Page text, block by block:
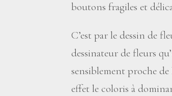
boutons fragiles et
C’est par le dessin de
dessinateur de fleurs
sensiblement proche
effet le coloris à